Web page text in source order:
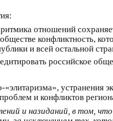
отношений
конфликтность,
и всей остальной
российское
устранения
и конфликтов
и назиданий, в том,